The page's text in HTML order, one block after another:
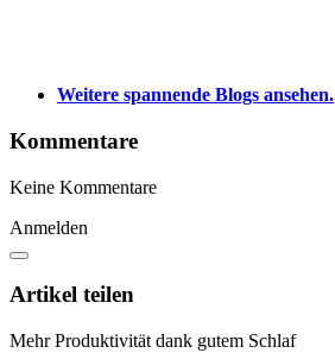
Weitere spannende Blogs ansehen.
Kommentare
Keine Kommentare
Anmelden
Artikel teilen
Mehr Produktivität dank gutem Schlaf